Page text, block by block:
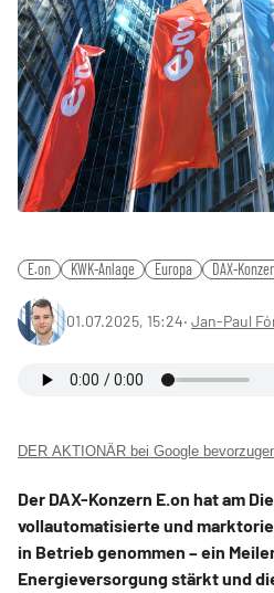
E.on KWK-Anlage Europa DAX-
01.07.2025, 15:24‧ Jan-Paul
DER AKTIONÄR bei Google
Der DAX-Konzern E.on hat am
vollautomatisierte und
in Betrieb genommen – ein
Energieversorgung stärkt und